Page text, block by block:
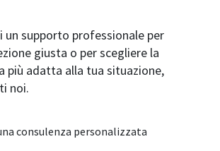
un supporto professionale per
giusta o per scegliere la
più adatta alla tua situazione,
noi.
consulenza personalizzata